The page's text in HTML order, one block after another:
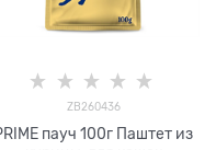
ZB260436
пауч 100г Паштет из